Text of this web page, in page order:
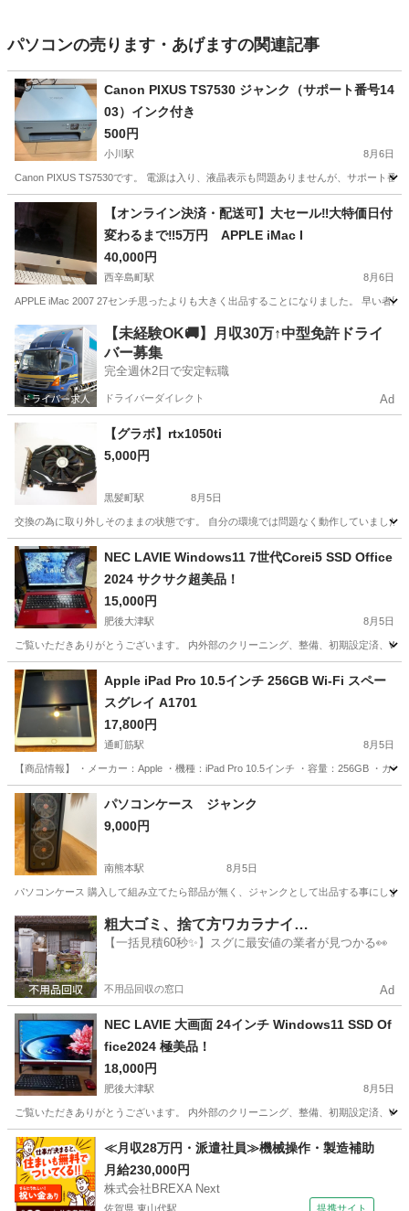
パソコンの売ります・あげますの関連記事
Canon PIXUS TS7530 ジャンク（サポート番号14
03）インク付き
500円
小川駅 8月6日
Canon PIXUS TS7530です。 電源は入り、液晶表示も問題ありませんが、サポート番
熊本 宇城市 小川駅 プリンター
【オンライン決済・配送可】大セール‼️大特価日付
変わるまで‼️5万円 APPLE iMac I
40,000円
西辛島町駅 8月6日
APPLE iMac 2007 27センチ思ったよりも大きく出品することになりました。 早い者
熊本 熊本市 西辛島町駅 パソコン iMac
【未経験OK🚚】月収30万↑中型免許ドライ
バー募集
完全週休2日で安定転職
ドライバーダイレクト Ad
【グラボ】rtx1050ti
5,000円
黒髪町駅 8月5日
交換の為に取り外しそのままの状態です。 自分の環境では問題なく動作していまし
熊本 熊本市
NEC LAVIE Windows11 7世代Corei5 SSD Office
2024 サクサク超美品！
15,000円
肥後大津駅 8月5日
ご覧いただきありがとうございます。 内外部のクリーニング、整備、初期設定済、
熊本 菊池郡 ノートパソコン
Apple iPad Pro 10.5インチ 256GB Wi-Fi スペー
スグレイ A1701
17,800円
通町筋駅 8月5日
【商品情報】 ・メーカー：Apple ・機種：iPad Pro 10.5インチ ・容量：256GB ・カ
熊本 熊本市 通町筋駅 ノートパソコン
パソコンケース ジャンク
9,000円
南熊本駅 8月5日
パソコンケース 購入して組み立てたら部品が無く、ジャンクとして出品する事にし
熊本 熊本市 南熊本駅 パソコン パソコンケース
粗大ゴミ、捨て方ワカラナイ…
【一括見積60秒✨】スグに最安値の業者が見つかる👀
不用品回収の窓口 Ad
NEC LAVIE 大画面 24インチ Windows11 SSD Of
fice2024 極美品！
18,000円
肥後大津駅 8月5日
ご覧いただきありがとうございます。 内外部のクリーニング、整備、初期設定済、
熊本 菊池郡 肥後大津駅 デスクトップパソコン SSD
≪月収28万円・派遣社員≫機械操作・製造補助
月給230,000円
株式会社BREXA Next
佐賀県 東山代駅 提携サイト